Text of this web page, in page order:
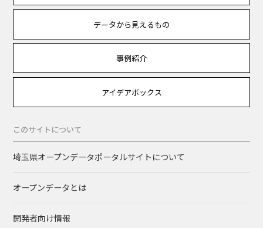
データから見えるもの
事例紹介
アイデアボックス
このサイトについて
埼玉県オープンデータポータルサイトについて
オープンデータとは
開発者向け情報